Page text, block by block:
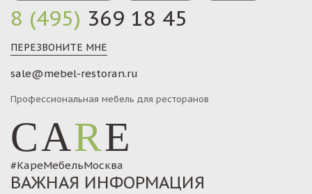
8 (495) 369 18 45
ПЕРЕЗВОНИТЕ МНЕ
sale@mebel-restoran.ru
Профессиональная мебель для ресторанов
CARE
#КареМебельМосква
ВАЖНАЯ ИНФОРМАЦИЯ